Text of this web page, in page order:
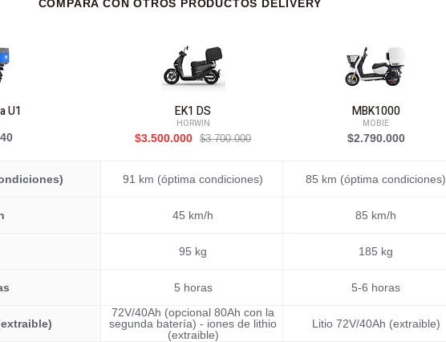
COMPARA CON OTROS PRODUCTOS DELIVERY
U1 EK1 DS
HORWIN
$3.500.000
$3.700.000
91 km (óptima condiciones)
45 km/h
95 kg
5 horas
72V/40Ah (opcional 80Ah con la
segunda batería) - iones de lithio
(extraible)
MBK1000
MOBIE
$2.790.000
85 km (óptima condiciones)
85 km/h
185 kg
5-6 horas
Litio 72V/40Ah (extraible)